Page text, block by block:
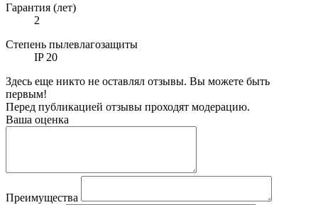
Гарантия (лет)
2
Степень пылевлагозащиты
IP 20
Здесь еще никто не оставлял отзывы. Вы можете быть
первым!
Перед публикацией отзывы проходят модерацию.
Ваша оценка
Преимущества